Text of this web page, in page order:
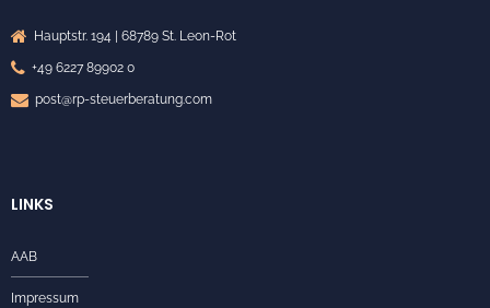
Hauptstr. 194 | 68789 St. Leon-Rot
+49 6227 89902 0
post@rp-steuerberatung.com
LINKS
AAB
Impressum